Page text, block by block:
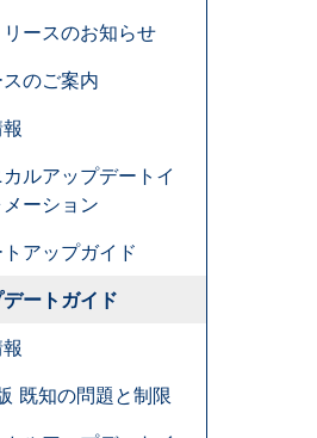
ースのお知らせ
スのご案内
ルアップデートイ
ーション
アップガイド
ートガイド
既知の問題と制限